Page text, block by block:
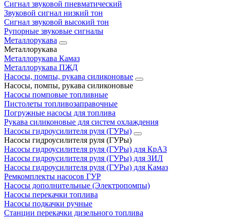
Сигнал звуковой пневматический
Звуковой сигнал низкий тон
Сигнал звуковой высокий тон
Рупорные звуковые сигналы
Металлорукава
Металлорукава
Металлорукава Камаз
Металлорукава ПЖД
Насосы, помпы, рукава силиконовые
Насосы, помпы, рукава силиконовые
Насосы помповые топливные
Пистолеты топливозаправочные
Погружные насосы для топлива
Рукава силиконовые для систем охлаждения
Насосы гидроусилителя руля (ГУРы)
Насосы гидроусилителя руля (ГУРы)
Насосы гидроусилителя руля (ГУРы) для КрАЗ
Насосы гидроусилителя руля (ГУРы) для ЗИЛ
Насосы гидроусилителя руля (ГУРы) для Камаз
Ремкомплекты насосов ГУР
Насосы дополнительные (Электропомпы)
Насосы перекачки топлива
Насосы подкачки ручные
Станции перекачки дизельного топлива